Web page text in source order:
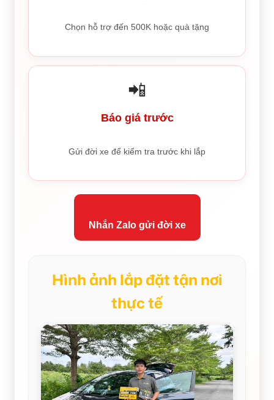
Chọn hỗ trợ đến 500K hoặc quà tặng
📲
Báo giá trước
Gửi đời xe để kiểm tra trước khi lắp
Nhắn Zalo gửi đời xe
Hình ảnh lắp đặt tận nơi
thực tế